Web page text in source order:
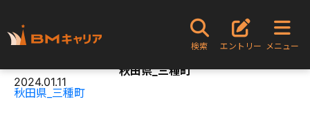
検索 エントリー メニュー
秋田県_三種町
2024.01.11
秋田県_三種町